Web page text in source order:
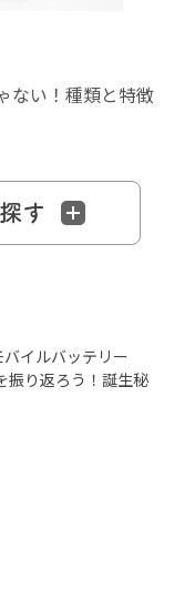
ない！種類と特徴
す
バイルバッテリー
振り返ろう！誕生秘